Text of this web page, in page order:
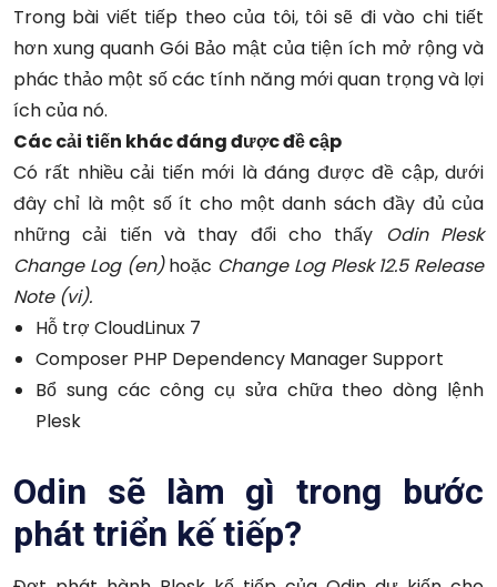
Trong bài viết tiếp theo của tôi, tôi sẽ đi vào chi tiết
hơn xung quanh Gói Bảo mật của tiện ích mở rộng và
phác thảo một số các tính năng mới quan trọng và lợi
ích của nó.
Các cải tiến khác đáng được đề cập
Có rất nhiều cải tiến mới là đáng được đề cập, dưới
đây chỉ là một số ít cho một danh sách đầy đủ của
những cải tiến và thay đổi cho thấy
Odin Plesk
Change Log (en)hoặc Change Log Plesk 12.5 Release
Note (vi).
Hỗ trợ CloudLinux 7
Composer PHP Dependency Manager Support
Bổ sung các công cụ sửa chữa theo dòng lệnh
Plesk
Odin sẽ làm gì trong bước
phát triển kế tiếp?